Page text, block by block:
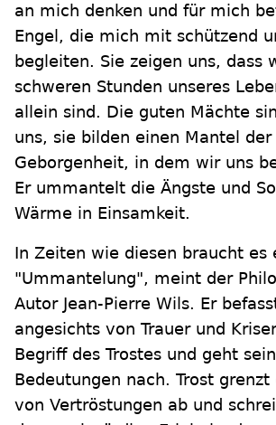
an mich denken und für mich
Engel, die mich mit schützend
begleiten. Sie zeigen uns, dass
schweren Stunden unseres
allein sind. Die guten Mächte
uns, sie bilden einen Mantel der
Geborgenheit, in dem wir uns
Er ummantelt die Ängste und
Wärme in Einsamkeit.
In Zeiten wie diesen braucht es
"Ummantelung", meint der
Autor Jean-Pierre Wils. Er
angesichts von Trauer und
Begriff des Trostes und geht
Bedeutungen nach. Trost
von Vertröstungen ab und